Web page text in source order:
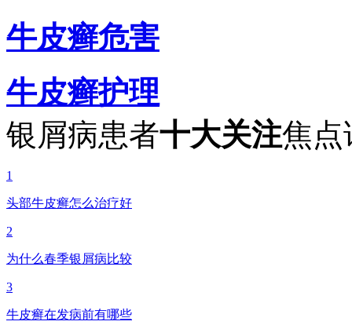
牛皮癣危害
牛皮癣护理
银屑病患者十大关注焦点
1
头部牛皮癣怎么治疗好
2
为什么春季银屑病比较
3
牛皮癣在发病前有哪些